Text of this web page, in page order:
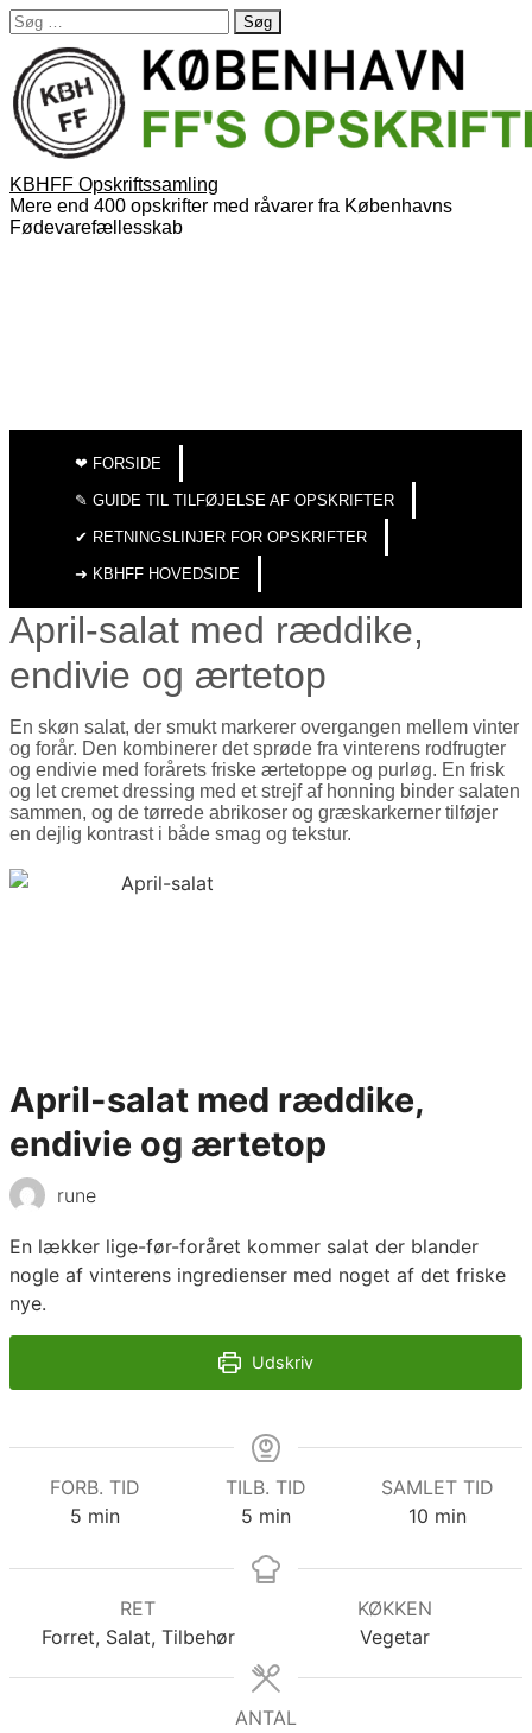
Søg
efter:
KBHFF Opskriftssamling
Mere end 400 opskrifter med råvarer fra Københavns
Fødevarefællesskab
CONTENT
❤︎ FORSIDE
✎ GUIDE TIL TILFØJELSE AF OPSKRIFTER
✔︎ RETNINGSLINJER FOR OPSKRIFTER
➜ KBHFF HOVEDSIDE
April-salat med ræddike,
endivie og ærtetop
En skøn salat, der smukt markerer overgangen mellem vinter
og forår. Den kombinerer det sprøde fra vinterens rodfrugter
og endivie med forårets friske ærtetoppe og purløg. En frisk
og let cremet dressing med et strejf af honning binder salaten
sammen, og de tørrede abrikoser og græskarkerner tilføjer
en dejlig kontrast i både smag og tekstur.
April-salat med ræddike,
endivie og ærtetop
rune
En lækker lige-før-foråret kommer salat der blander
nogle af vinterens ingredienser med noget af det friske
nye.
Udskriv
FORB. TID
5 minutter
min
TILB. TID
5 minutter
min
SAMLET TID
10minutter
min
RET
Forret, Salat, Tilbehør
KØKKEN
Vegetar
ANTAL